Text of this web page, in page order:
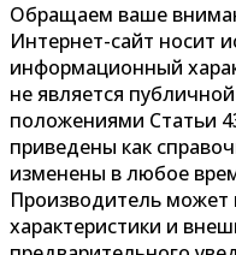
Обращаем ваше
Интернет-сайт носит
информационный
не является
положениями Статьи
приведены как
изменены в любое
Производитель
характеристики и